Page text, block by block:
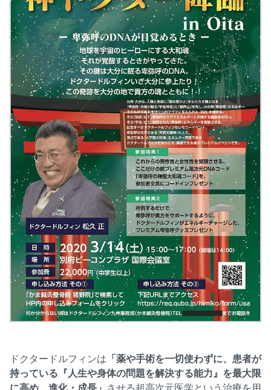
ドクタードルフィンは 「薬や手術を一切使わずに、患者が
持っている『人生や身体の問題を解決する能力』を最大限
に高め、進化・成長」 させる超高次元医学という治療を用